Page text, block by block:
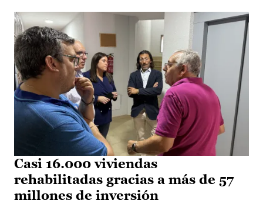
Casi 16.000 viviendas
rehabilitadas gracias a más de 57
millones de inversión